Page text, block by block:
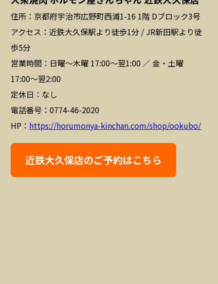
住所：京都府宇治市広野町西浦1-16 1階 Dブロック3号
アクセス：近鉄大久保駅より徒歩1分 / JR新田駅より徒
歩5分
営業時間：日曜〜木曜 17:00〜翌1:00 ／ 金・土曜
17:00〜翌2:00
定休日：なし
電話番号：0774-46-2020
HP： https://horumonya-kinchan.com/shop/ookubo/
近鉄大久保店のご予約はこちら